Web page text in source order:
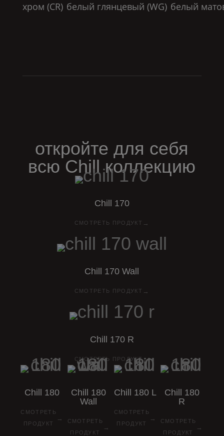
хром (CR) белый глянцевый (WG) белый
откройте для себя
всю Chillколлекцию
Chill 170
СМОТРЕТЬ ПРОДУКТ →
Chill 170Wall
СМОТРЕТЬ ПРОДУКТ →
Chill 170 R
СМОТРЕТЬ ПРОДУКТ→
Chill 180
СМОТРЕТЬ
ПРОДУКТ
→
Chill
180
Wall
СМОТРЕТЬ
ПРОДУКТ
→
Chill 180 L
СМОТРЕТЬ
ПРОДУКТ
→
Chill
180
R
СМОТРЕТЬ
ПРОДУКТ
→